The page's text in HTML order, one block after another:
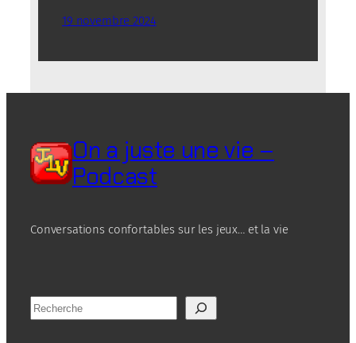
19 novembre 2024
On a juste une vie –
Podcast
Conversations confortables sur les jeux… et la vie
R
e